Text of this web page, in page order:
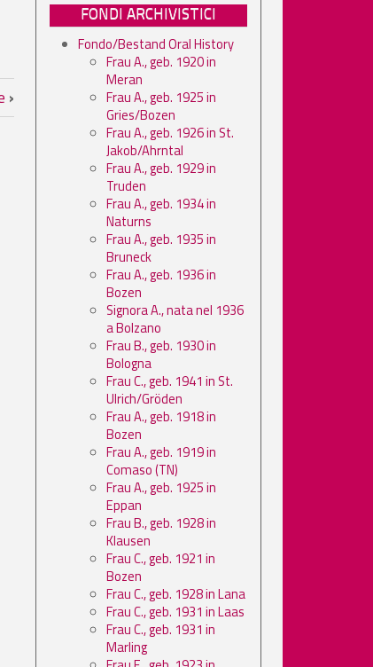
Gröden
›
FONDI ARCHIVISTICI
Fondo/Bestand Oral History
Frau A., geb. 1920 in
Meran
Frau A., geb. 1925 in
Gries/Bozen
Frau A., geb. 1926 in St.
Jakob/Ahrntal
Frau A., geb. 1929 in
Truden
Frau A., geb. 1934 in
Naturns
Frau A., geb. 1935 in
Bruneck
Frau A., geb. 1936 in
Bozen
Signora A., nata nel 1936
a Bolzano
Frau B., geb. 1930 in
Bologna
Frau C., geb. 1941 in St.
Ulrich/Gröden
Frau A., geb. 1918 in
Bozen
Frau A., geb. 1919 in
Comaso (TN)
Frau A., geb. 1925 in
Eppan
Frau B., geb. 1928 in
Klausen
Frau C., geb. 1921 in
Bozen
Frau C., geb. 1928 in Lana
Frau C., geb. 1931 in Laas
Frau C., geb. 1931 in
Marling